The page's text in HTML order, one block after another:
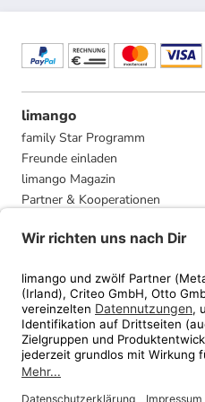
limango
family Star Programm
Freunde einladen
limango Magazin
Partner & Kooperationen
Presse